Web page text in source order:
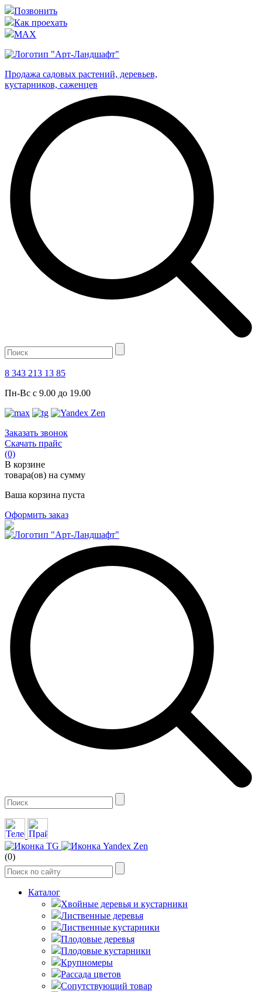
Позвонить
Как проехать
MAX
Продажа садовых растений, деревьев,
кустарников, саженцев
8 343 213 13 85
Пн-Вс с 9.00 до 19.00
Заказать звонок
Скачать прайс
(0)
В корзине
товара(ов) на сумму
Ваша корзина пуста
Оформить заказ
(0)
Каталог
Хвойные деревья и кустарники
Лиственные деревья
Лиственные кустарники
Плодовые деревья
Плодовые кустарники
Крупномеры
Рассада цветов
Сопутствующий товар